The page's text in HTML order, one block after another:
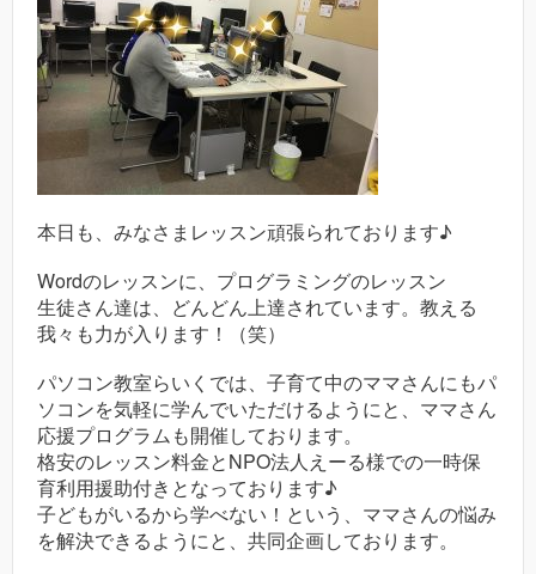
本日も、みなさまレッスン頑張られております♪
Wordのレッスンに、プログラミングのレッスン
生徒さん達は、どんどん上達されています。教える
我々も力が入ります！（笑）
パソコン教室らいくでは、子育て中のママさんにもパ
ソコンを気軽に学んでいただけるようにと、ママさん
応援プログラムも開催しております。
格安のレッスン料金とNPO法人えーる様での一時保
育利用援助付きとなっております♪
子どもがいるから学べない！という、ママさんの悩み
を解決できるようにと、共同企画しております。